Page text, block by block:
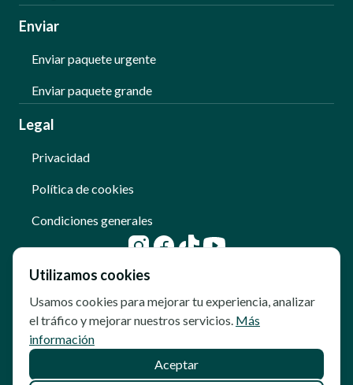
Enviar
Enviar paquete urgente
Enviar paquete grande
Legal
Privacidad
Política de cookies
Condiciones generales
© Copyright - Qoomet
Utilizamos cookies
Usamos cookies para mejorar tu experiencia, analizar
el tráfico y mejorar nuestros servicios. Más
información
Aceptar